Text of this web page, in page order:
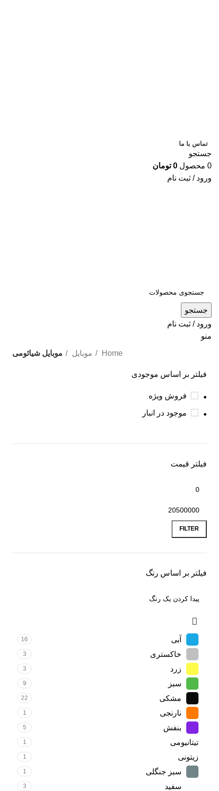
تماس با ما
جستجو
0 محصول 0 تومان
ورود / ثبت نام
جستجو
ورود / ثبت نام
منو
Home موبایل موبایل شیائومی
فیلتر بر اساس موجودی
فروش ویژه
موجود در انبار
فیلتر قیمت
FILTER
فیلتر بر اساس رنگ
آبی 16
خاکستری 3
زرد 3
سبز 9
مشکی 22
نارنجی 1
بنفش 5
تیتانیومی 1
زیتونی 1
سبز جنگلی 1
سفید 3